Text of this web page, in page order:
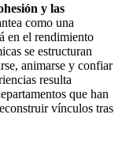
y las
como una
en el rendimiento
se estructuran
animarse y confiar
resulta
que han
vínculos tras